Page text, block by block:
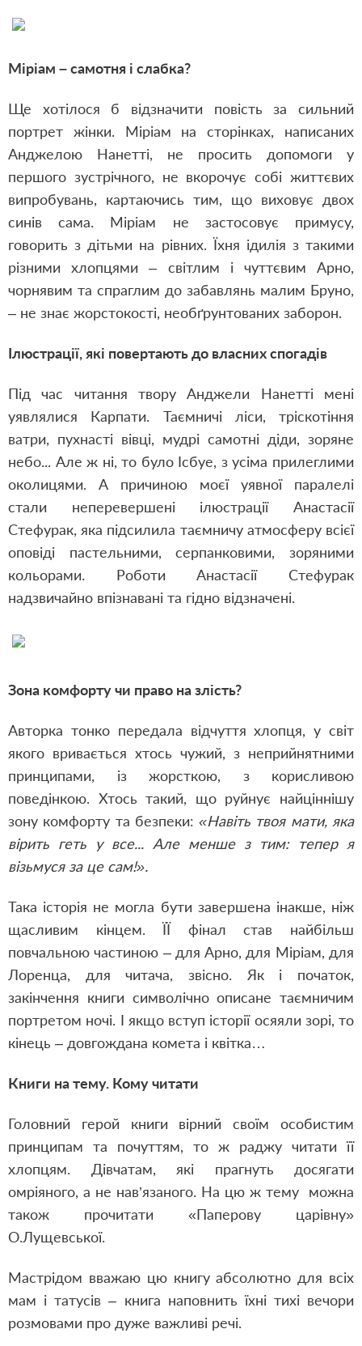
Міріам – самотня і слабка?
Ще хотілося б відзначити повість за сильний
портрет жінки. Міріам на сторінках, написаних
Анджелою Нанетті, не просить допомоги у
першого зустрічного, не вкорочує собі життєвих
випробувань, картаючись тим, що виховує двох
синів сама. Міріам не застосовує примусу,
говорить з дітьми на рівних. Їхня ідилія з такими
різними хлопцями – світлим і чуттєвим Арно,
чорнявим та спраглим до забавлянь малим Бруно,
– не знає жорстокості, необґрунтованих заборон.
Ілюстрації, які повертають до власних спогадів
Під час читання твору Анджели Нанетті мені
уявлялися Карпати. Таємничі ліси, тріскотіння
ватри, пухнасті вівці, мудрі самотні діди, зоряне
небо... Але ж ні, то було Ісбуе, з усіма прилеглими
околицями. А причиною моєї уявної паралелі
стали неперевершені ілюстрації Анастасії
Стефурак, яка підсилила таємничу атмосферу всієї
оповіді пастельними, серпанковими, зоряними
кольорами. Роботи Анастасії Стефурак
надзвичайно впізнавані та гідно відзначені.
Зона комфорту чи право на злість?
Авторка тонко передала відчуття хлопця, у світ
якого вривається хтось чужий, з неприйнятними
принципами, із жорсткою, з корисливою
поведінкою. Хтось такий, що руйнує найціннішу
зону комфорту та безпеки:«Навіть твоя мати, яка
вірить геть у все... Але менше з тим: тепер я
візьмуся за це сам!».
Така історія не могла бути завершена інакше, ніж
щасливим кінцем. ЇЇ фінал став найбільш
повчальною частиною – для Арно, для Міріам, для
Лоренца, для читача, звісно. Як і початок,
закінчення книги символічно описане таємничим
портретом ночі. І якщо вступ історії осяяли зорі, то
кінець – довгождана комета і квітка…
Книги на тему. Кому читати
Головний герой книги вірний своїм особистим
принципам та почуттям, то ж раджу читати її
хлопцям. Дівчатам, які прагнуть досягати
омріяного, а не нав’язаного. На цю ж тему можна
також прочитати «Паперову царівну»
О.Лущевської.
Мастрідом вважаю цю книгу абсолютно для всіх
мам і татусів – книга наповнить їхні тихі вечори
розмовами про дуже важливі речі.